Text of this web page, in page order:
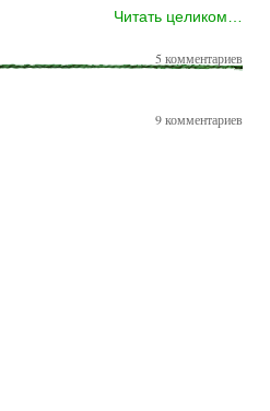
Читать целиком…
5 комментариев
9 комментариев